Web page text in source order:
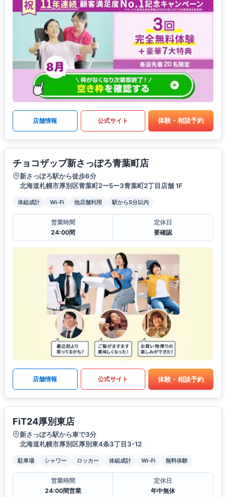
店舗情報 公式サイト 体験・相談予約
チョコザップ新さっぽろ青葉町店
新さっぽろ駅から徒歩6分
北海道札幌市厚別区青葉町2ー5ー3青葉町2丁目店舗 1F
体組成計 Wi-Fi 他店舗利用 駅から5分以内
営業時間
24:00間
定休日
要確認
店舗情報 公式サイト 体験・相談予約
FiT24厚別東店
新さっぽろ駅から車で3分
北海道札幌市厚別区厚別東4条3丁目3-12
駐車場 シャワー ロッカー 体組成計 Wi-Fi 無料体験
営業時間
24:00間営業
定休日
年中無休